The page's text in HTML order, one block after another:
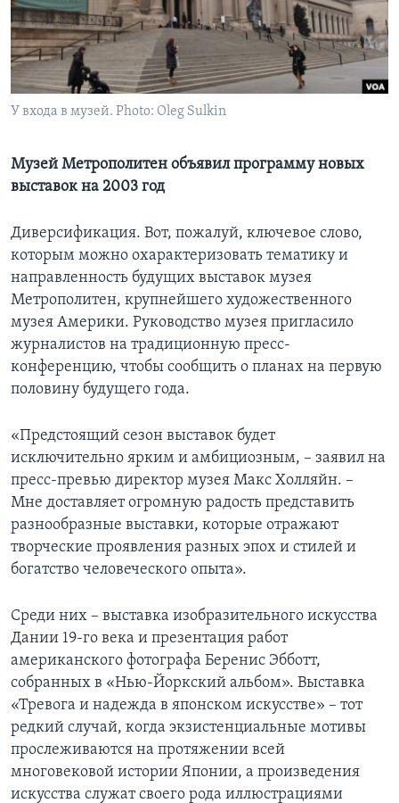
Learning English
СОЦИАЛЬНЫЕ СЕТИ
Языки
У входа в музей. Photo: Oleg Sulkin
Музей Метрополитен объявил программу новых
выставок на 2003 год
Диверсификация. Вот, пожалуй, ключевое слово,
которым можно охарактеризовать тематику и
направленность будущих выставок музея
Метрополитен, крупнейшего художественного
музея Америки. Руководство музея пригласило
журналистов на традиционную пресс-
конференцию, чтобы сообщить о планах на первую
половину будущего года.
«Предстоящий сезон выставок будет
исключительно ярким и амбициозным, – заявил на
пресс-превью директор музея Макс Холляйн. –
Мне доставляет огромную радость представить
разнообразные выставки, которые отражают
творческие проявления разных эпох и стилей и
богатство человеческого опыта».
Среди них – выставка изобразительного искусства
Дании 19-го века и презентация работ
американского фотографа Беренис Эбботт,
собранных в «Нью-Йоркский альбом». Выставка
«Тревога и надежда в японском искусстве» – тот
редкий случай, когда экзистенциальные мотивы
прослеживаются на протяжении всей
многовековой истории Японии, а произведения
искусства служат своего рода иллюстрациями